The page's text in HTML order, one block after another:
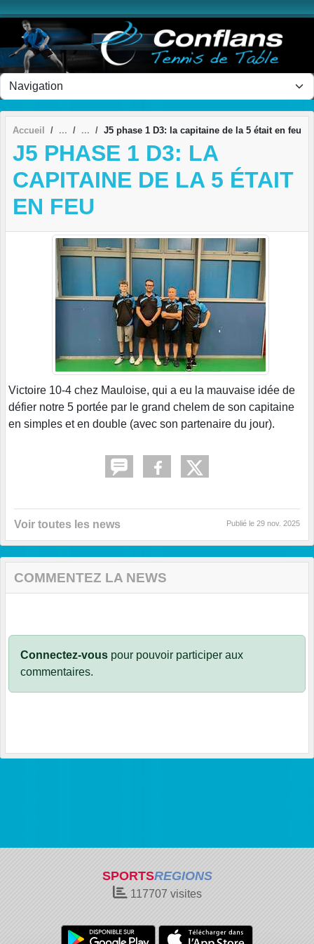
Accueil J5 phase 1 D3: la capitaine de la 5 était en feu
J5 PHASE 1 D3: LA
CAPITAINE DE LA 5 ÉTAIT
EN FEU
Victoire 10-4 chez Mauloise, qui a eu la mauvaise idée de
défier notre 5 portée par le grand chelem de son capitaine
en simples et en double (avec son partenaire du jour).
Voir toutes les news Publié le 29 nov. 2025
COMMENTEZ LA NEWS
Connectez-vous pour pouvoir participer aux
commentaires.
SPORTSREGIONS
117707 visites